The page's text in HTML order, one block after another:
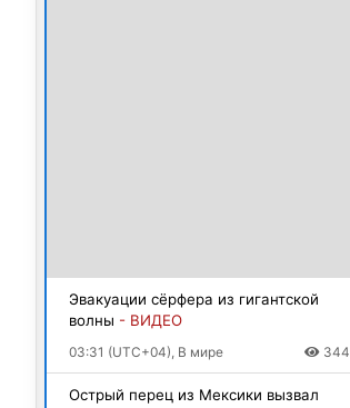
Эвакуации сёрфера из гигантской
волны - ВИДЕО
03:31 (UTC+04), В мире 344
Острый перец из Мексики вызвал